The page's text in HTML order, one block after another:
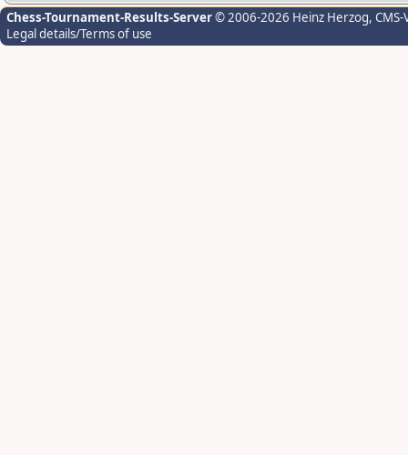
Chess-Tournament-Results-Server© 2006-2026 Heinz Herzog,
Legal details/Terms of use